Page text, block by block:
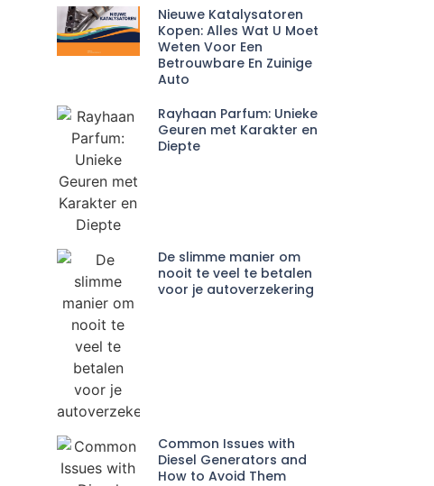
Nieuwe Katalysatoren
Kopen: Alles Wat U Moet
Weten Voor Een
Betrouwbare En Zuinige
Auto
Rayhaan Parfum: Unieke
Geuren met Karakter en
Diepte
De slimme manier om
nooit te veel te betalen
voor je autoverzekering
Common Issues with
Diesel Generators and
How to Avoid Them